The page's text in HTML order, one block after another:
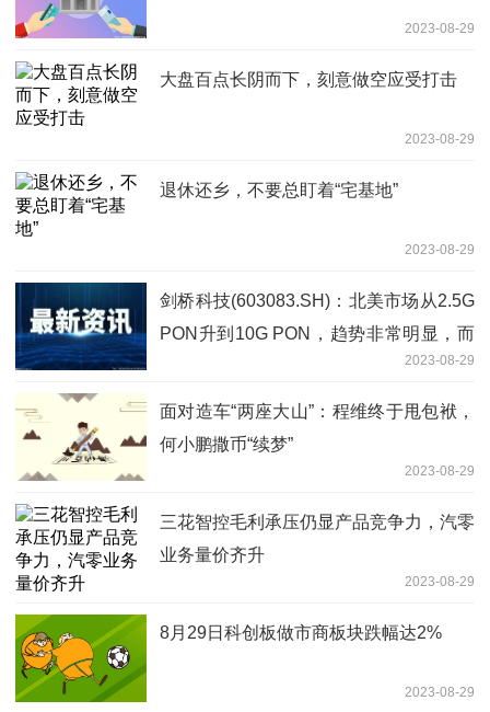
2023-08-29
大盘百点长阴而下，刻意做空应受打击
2023-08-29
退休还乡，不要总盯着“宅基地”
2023-08-29
剑桥科技(603083.SH)：北美市场从2.5G
PON升到10G PON，趋势非常明显，而
2023-08-29
面对造车“两座大山”：程维终于甩包袱，
何小鹏撒币“续梦”
2023-08-29
三花智控毛利承压仍显产品竞争力，汽零
业务量价齐升
2023-08-29
8月29日科创板做市商板块跌幅达2%
2023-08-29